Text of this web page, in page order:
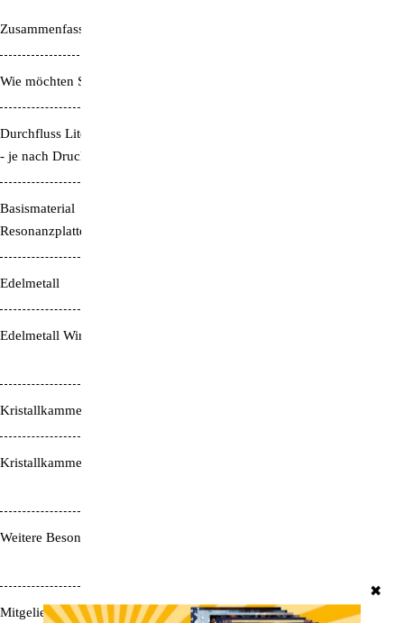
Zusammenfassung LifePower 7 "True Self"
Wie möchten Sie duschen?
Durchfluss Liter pro Minute
- je nach Druck
Basismaterial
Resonanzplatte
Edelmetall
Edelmetall Wirkung
Kristallkammer Mitte
Kristallkammer Außen
Weitere Besonderheiten
Mitgelieferter CBH
Messing, Kunststoff, Chrom
✖